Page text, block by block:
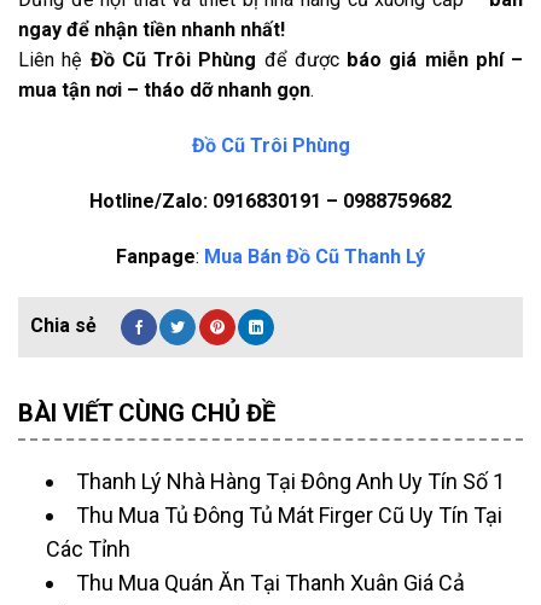
ngay để nhận tiền nhanh nhất!
Liên hệ Đồ Cũ Trôi Phùng để được báo giá miễn phí –
mua tận nơi – tháo dỡ nhanh gọn.
Đồ Cũ Trôi Phùng
Hotline/Zalo: 0916830191 – 0988759682
Fanpage: Mua Bán Đồ Cũ Thanh Lý
BÀI VIẾT CÙNG CHỦ ĐỀ
Thanh Lý Nhà Hàng Tại Đông Anh Uy Tín Số 1
Thu Mua Tủ Đông Tủ Mát Firger Cũ Uy Tín Tại
Các Tỉnh
Thu Mua Quán Ăn Tại Thanh Xuân Giá Cả